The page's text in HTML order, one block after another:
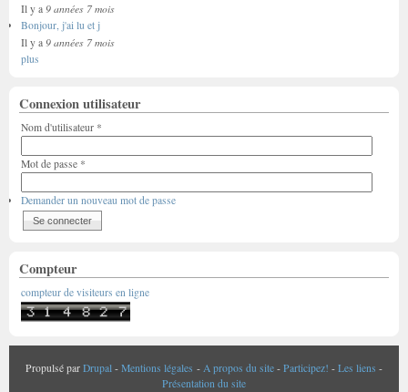
Il y a 9 années 7 mois
Bonjour, j'ai lu et j
Il y a 9 années 7 mois
plus
Connexion utilisateur
Nom d'utilisateur *
Mot de passe *
Demander un nouveau mot de passe
Compteur
compteur de visiteurs en ligne
Propulsé par Drupal - Mentions légales - A propos du site - Participez! - Les liens -
Présentation du site